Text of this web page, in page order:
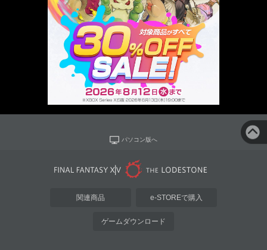
パソコン版へ
関連商品 e-STOREで購入
ゲームダウンロード